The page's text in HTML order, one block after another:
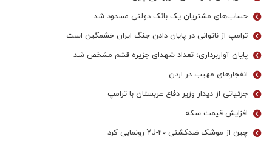
حساب‌های مشتریان یک بانک‌ دولتی مسدود شد
ترامپ از ناتوانی در پایان دادن جنگ ایران خشمگین است
پایان آواربرداری؛ تعداد شهدای جزیره قشم مشخص شد
انفجارهای مهیب در اردن
جزئیاتی از دیدار وزیر دفاع عربستان با ترامپ
افزایش قیمت سکه
چین از موشک ضدکشتی YJ-۲۰ رونمایی کرد